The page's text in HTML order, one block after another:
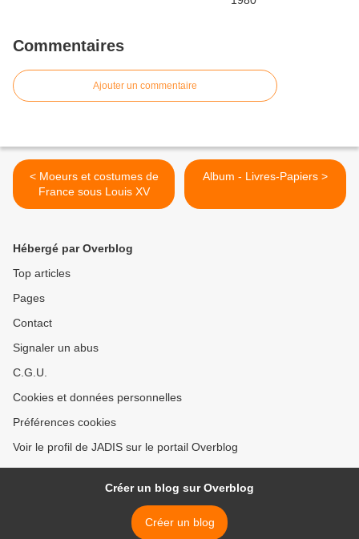
Commentaires
Ajouter un commentaire
< Moeurs et costumes de
France sous Louis XV
Album - Livres-Papiers >
Hébergé par Overblog
Top articles
Pages
Contact
Signaler un abus
C.G.U.
Cookies et données personnelles
Préférences cookies
Voir le profil de JADIS sur le portail Overblog
Créer un blog sur Overblog
Créer un blog